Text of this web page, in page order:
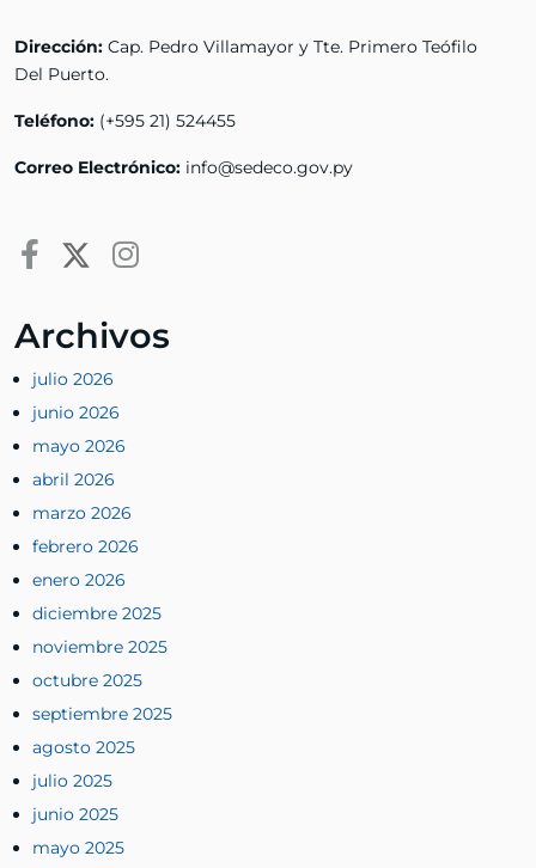
Dirección: Cap. Pedro Villamayor y Tte. Primero Teófilo
Del Puerto.
Teléfono: (+595 21) 524455
Correo Electrónico: info@sedeco.gov.py
Archivos
julio 2026
junio 2026
mayo 2026
abril 2026
marzo 2026
febrero 2026
enero 2026
diciembre 2025
noviembre 2025
octubre 2025
septiembre 2025
agosto 2025
julio 2025
junio 2025
mayo 2025